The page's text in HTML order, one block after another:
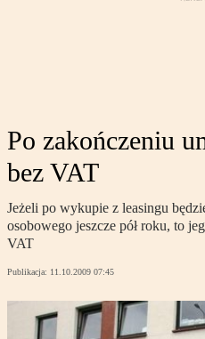
Po zakończeniu
bez VAT
Jeżeli po wykupie z leasingu
osobowego jeszcze pół roku, to
VAT
Publikacja: 11.10.2009 07:45